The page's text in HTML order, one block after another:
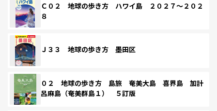
Ｃ０２ 地球の歩き方 ハワイ島 ２０２７～２０２
８
Ｊ３３ 地球の歩き方 墨田区
０２ 地球の歩き方 島旅 奄美大島 喜界島 加計
呂麻島（奄美群島１） ５訂版